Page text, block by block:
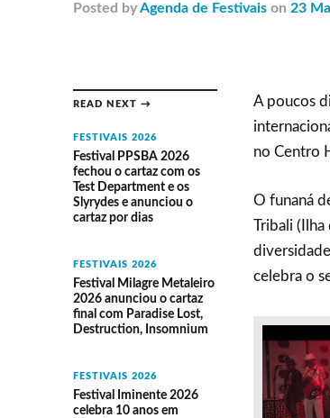
Posted byAgenda de Festivais on 23
READ NEXT →
FESTIVAIS 2026
Festival PPSBA 2026
fechou o cartaz com os
Test Department e os
Slyrydes e anunciou o
cartaz por dias
FESTIVAIS 2026
Festival Milagre Metaleiro
2026 anunciou o cartaz
final com Paradise Lost,
Destruction, Insomnium
FESTIVAIS 2026
Festival Iminente 2026
celebra 10 anos em
A poucos
no Centro
O funaná
Tribali (Ilha
celebra o